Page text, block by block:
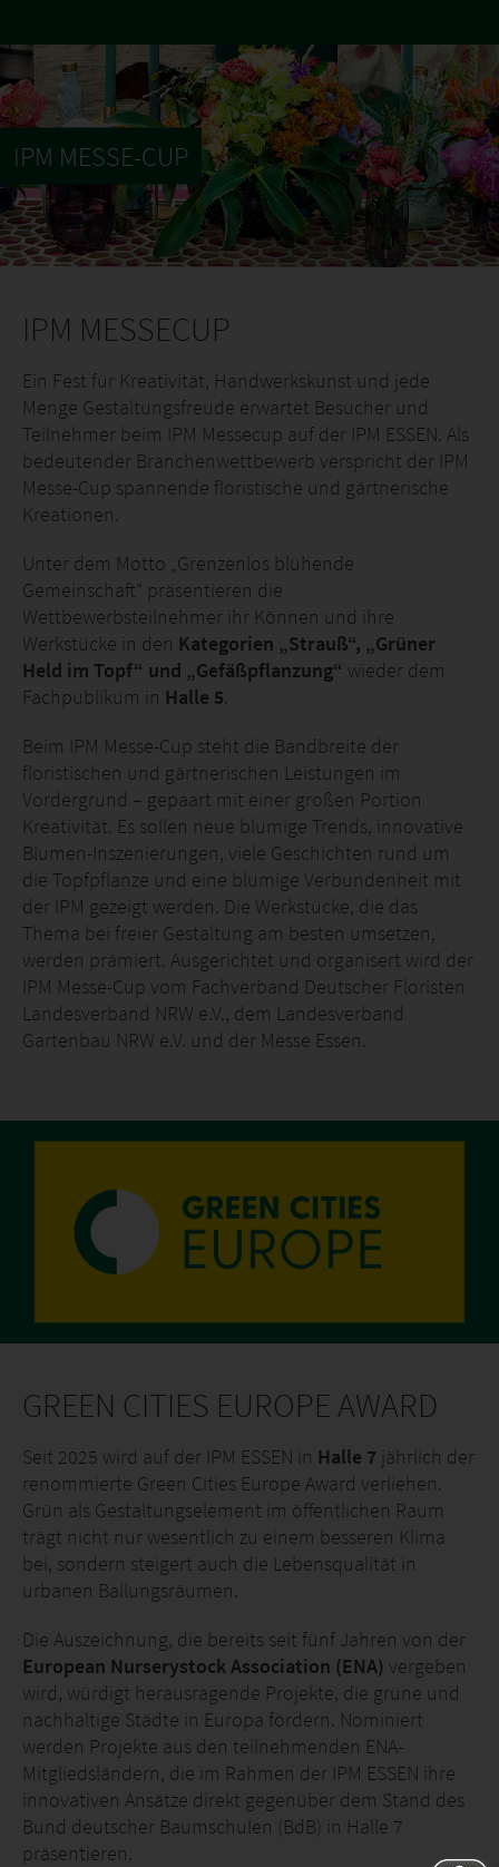
IPM MESSE-CUP
IPM MESSECUP
Ein Fest für Kreativität, Handwerkskunst und jede
Menge Gestaltungsfreude erwartet Besucher und
Teilnehmer beim IPM Messecup auf der IPM ESSEN. Als
bedeutender Branchenwettbewerb verspricht der IPM
Messe-Cup spannende floristische und gärtnerische
Kreationen.
Unter dem Motto „Grenzenlos blühende
Gemeinschaft“ präsentieren die
Wettbewerbsteilnehmer ihr Können und ihre
Werkstücke in den Kategorien „Strauß“, „Grüner
Held im Topf“ und „Gefäßpflanzung“ wieder dem
Fachpublikum in Halle 5
Beim IPM Messe-Cup steht die Bandbreite der
floristischen und gärtnerischen Leistungen im
Vordergrund – gepaart mit einer großen Portion
Kreativität. Es sollen neue blumige Trends, innovative
Blumen-Inszenierungen, viele Geschichten rund um
die Topfpflanze und eine blumige Verbundenheit mit
der IPM gezeigt werden. Die Werkstücke, die das
Thema bei freier Gestaltung am besten umsetzen,
werden prämiert. Ausgerichtet und organisert wird der
IPM Messe-Cup vom Fachverband Deutscher Floristen
Landesverband NRW e.V., dem Landesverband
Gartenbau NRW e.V. und der Messe Essen.
GREEN CITIES EUROPE AWARD
Seit 2025 wird auf der IPM ESSEN in Halle 7 jährlich der
renommierte Green Cities Europe Award verliehen.
Grün als Gestaltungselement im öffentlichen Raum
trägt nicht nur wesentlich zu einem besseren Klima
bei, sondern steigert auch die Lebensqualität in
urbanen Ballungsräumen.
Die Auszeichnung, die bereits seit fünf Jahren von der
European Nurserystock Association (ENA) vergeben
wird, würdigt herausragende Projekte, die grüne und
nachhaltige Städte in Europa fördern. Nominiert
werden Projekte aus den teilnehmenden ENA-
Mitgliedsländern, die im Rahmen der IPM ESSEN ihre
innovativen Ansätze direkt gegenüber dem Stand des
Bund deutscher Baumschulen (BdB) in Halle 7
präsentieren.